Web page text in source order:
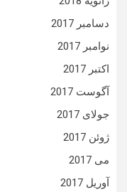
دسامبر 2017
نوامبر 2017
اکتبر 2017
آگوست 2017
جولای 2017
ژوئن 2017
می 2017
آوریل 2017